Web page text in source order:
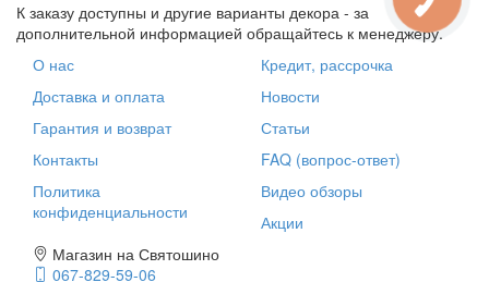
К заказу доступны и другие варианты декора - за
дополнительной информацией обращайтесь к менеджеру.
О нас
Доставка и оплата
Гарантия и возврат
Контакты
Политика
конфиденциальности
Кредит, рассрочка
Новости
Статьи
FAQ (вопрос-ответ)
Видео обзоры
Акции
Магазин на Святошино
067-829-59-06